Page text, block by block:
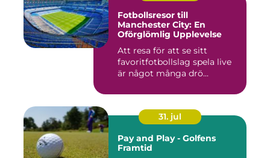
Fotbollsresor till
Manchester City: En
Oförglömlig Upplevelse
Att resa för att se sitt
favoritfotbollslag spela live
är något många drö...
31. jul
Pay and Play - Golfens
Framtid